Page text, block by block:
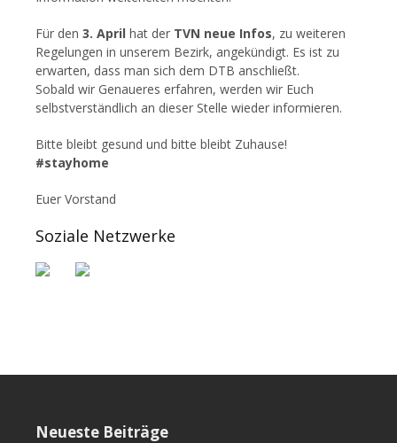
Für den 3. April hat der TVN neue Infos, zu weiteren
Regelungen in unserem Bezirk, angekündigt. Es ist zu
erwarten, dass man sich dem DTB anschließt.
Sobald wir Genaueres erfahren, werden wir Euch
selbstverständlich an dieser Stelle wieder informieren.
Bitte bleibt gesund und bitte bleibt Zuhause!
#stayhome
Euer Vorstand
Soziale Netzwerke
Neueste Beiträge